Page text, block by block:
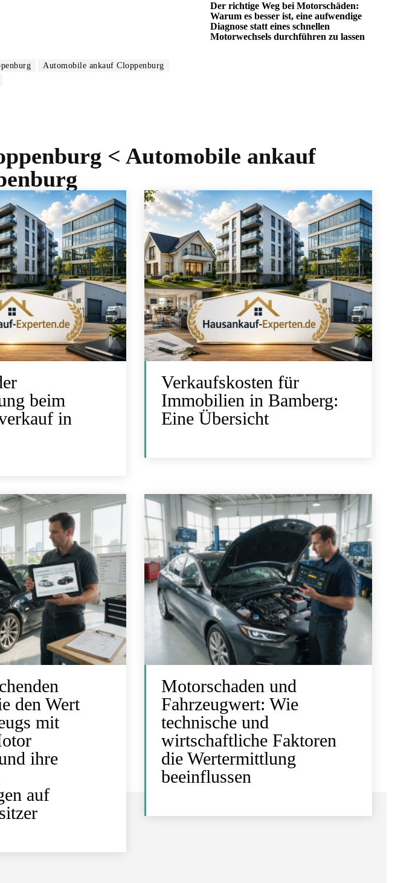
Automobile ankauf Cloppenburg
Der richtige Weg bei Motorschäden:
Warum es besser ist, eine aufwendige
Diagnose statt eines schnellen
Motorwechsels durchführen zu lassen
< Automobile ankauf
beim
in
Verkaufskosten für
Immobilien in Bamberg:
Eine Übersicht
den Wert
mit
ihre
auf
Motorschaden und
Fahrzeugwert: Wie
technische und
wirtschaftliche Faktoren
die Wertermittlung
beeinflussen